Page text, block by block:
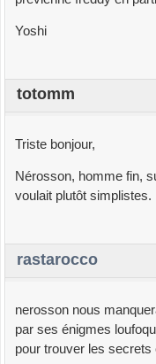
Yoshi
totomm
Triste bonjour,
Nérosson, homme fin,
voulait plutôt simplistes.
rastarocco
nerosson nous
par ses énigmes
pour trouver les